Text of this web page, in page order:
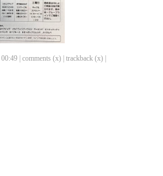
| 00:49 | comments (x) | trackback (x) |